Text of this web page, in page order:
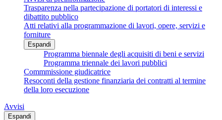
Trasparenza nella partecipazione di portatori di interessi e
dibattito pubblico
Atti relativi alla programmazione di lavori, opere, servizi e
forniture
Espandi
Programma biennale degli acquisiti di beni e servizi
Programma triennale dei lavori pubblici
Commmissione giudicatrice
Resoconti della gestione finanziaria dei contratti al termine
della loro esecuzione
Avvisi
Espandi